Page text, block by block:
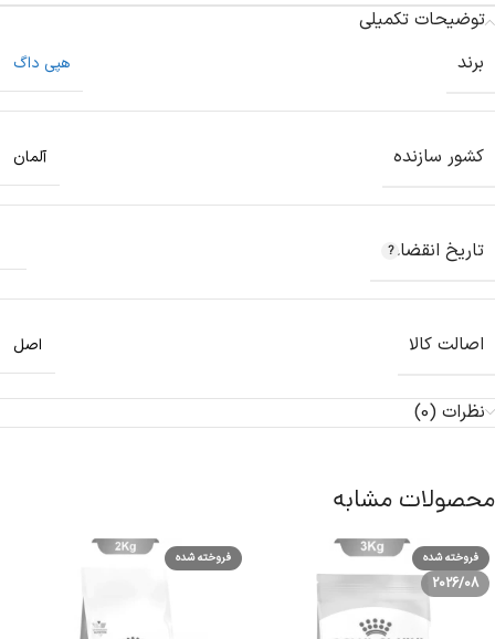
توضیحات تکمیلی
برند
هپی داگ
کشور سازنده آلمان
تاریخ انقضاء
اصالت کالا اصل
نظرات (0)
محصولات مشابه
فروخته شده
2026/08
فروخته شده